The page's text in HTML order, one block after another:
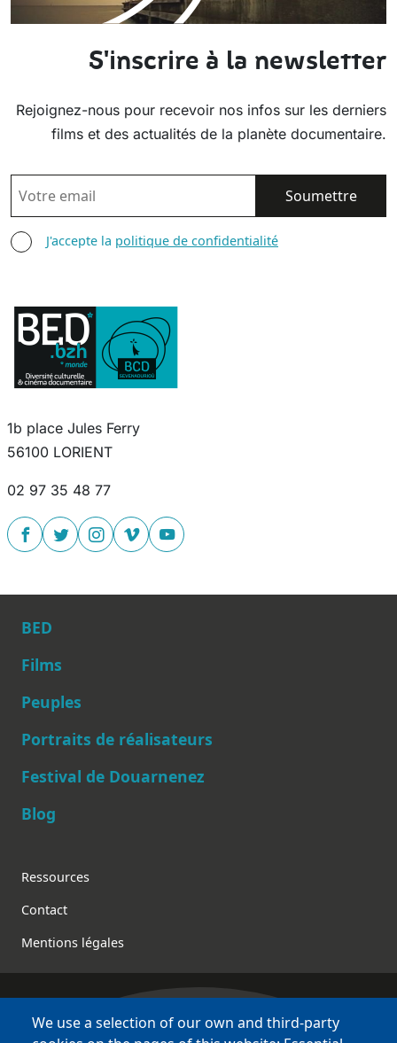
S'inscrire à la newsletter
Rejoignez-nous pour recevoir nos infos sur les derniers
films et des actualités de la planète documentaire.
EMAIL
AGREE TERMS
J'accepte la politique de confidentialité
1b place Jules Ferry
56100 LORIENT
02 97 35 48 77
Main navigation
BED
Films
Peuples
Portraits de réalisateurs
Festival de Douarnenez
Blog
Footer
Ressources
Contact
Mentions légales
Bretagne Culture Diversité
We use a selection of our own and third-party